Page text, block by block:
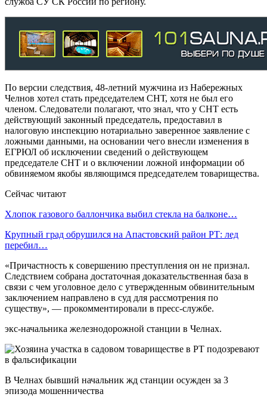
По версии следствия, 48-летний мужчина из Набережных
Челнов хотел стать председателем СНТ, хотя не был его
членом. Следователи полагают, что знал, что у СНТ есть
действующий законный председатель, предоставил в
налоговую инспекцию нотариально заверенное заявление с
ложными данными, на основании чего внесли изменения в
ЕГРЮЛ об исключении сведений о действующем
председателе СНТ и о включении ложной информации об
обвиняемом якобы являющимся председателем товарищества.
Сейчас читают
Хлопок газового баллончика выбил стекла на балконе…
Крупный град обрушился на Апастовский район РТ: лед
перебил…
«Причастность к совершению преступления он не признал.
Следствием собрана достаточная доказательственная база в
связи с чем уголовное дело с утвержденным обвинительным
заключением направлено в суд для рассмотрения по
существу», — прокомментировали в пресс-службе.
экс-начальника железнодорожной станции в Челнах.
В Челнах бывший начальник жд станции осужден за 3
эпизода мошенничества